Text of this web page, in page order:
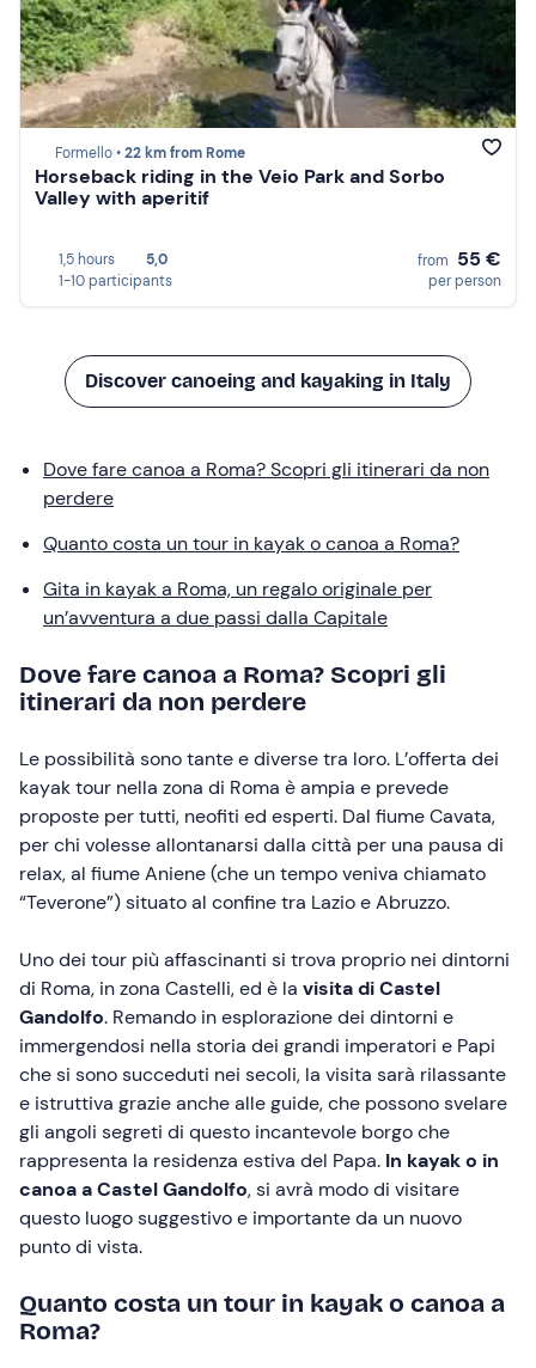
Formello •22 km from Rome
Horseback riding in the Veio Park and Sorbo
Valley with aperitif
1,5 hours
5,0
1-10 participants
from 55 €
per person
Discover canoeing and kayaking in Italy
Dove fare canoa a Roma? Scopri gli itinerari da non
perdere
Quanto costa un tour in kayak o canoa a Roma?
Gita in kayak a Roma, un regalo originale per
un’avventura a due passi dalla Capitale
Dove fare canoa a Roma? Scopri gli
itinerari da non perdere
Le possibilità sono tante e diverse tra loro. L’offerta dei
kayak tour nella zona di Roma è ampia e prevede
proposte per tutti, neofiti ed esperti. Dal fiume Cavata,
per chi volesse allontanarsi dalla città per una pausa di
relax, al fiume Aniene (che un tempo veniva chiamato
“Teverone”) situato al confine tra Lazio e Abruzzo.
Uno dei tour più affascinanti si trova proprio nei dintorni
di Roma, in zona Castelli, ed è la visita di Castel
Gandolfo. Remando in esplorazione dei dintorni e
immergendosi nella storia dei grandi imperatori e Papi
che si sono succeduti nei secoli, la visita sarà rilassante
e istruttiva grazie anche alle guide, che possono svelare
gli angoli segreti di questo incantevole borgo che
rappresenta la residenza estiva del Papa. In kayak o in
canoa a Castel Gandolfo, si avrà modo di visitare
questo luogo suggestivo e importante da un nuovo
punto di vista.
Quanto costa un tour in kayak o canoa a
Roma?